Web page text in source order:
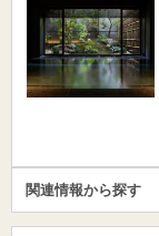
関連情報から探す